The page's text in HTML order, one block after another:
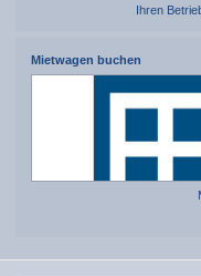
Ihren
Mietwagen buchen